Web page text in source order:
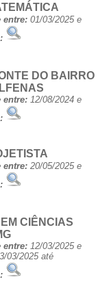
entre: 01/03/2025 e
DO BAIRRO
entre: 12/08/2024 e
entre: 20/05/2025 e
CIÊNCIAS
entre: 12/03/2025 e
03/2025 até